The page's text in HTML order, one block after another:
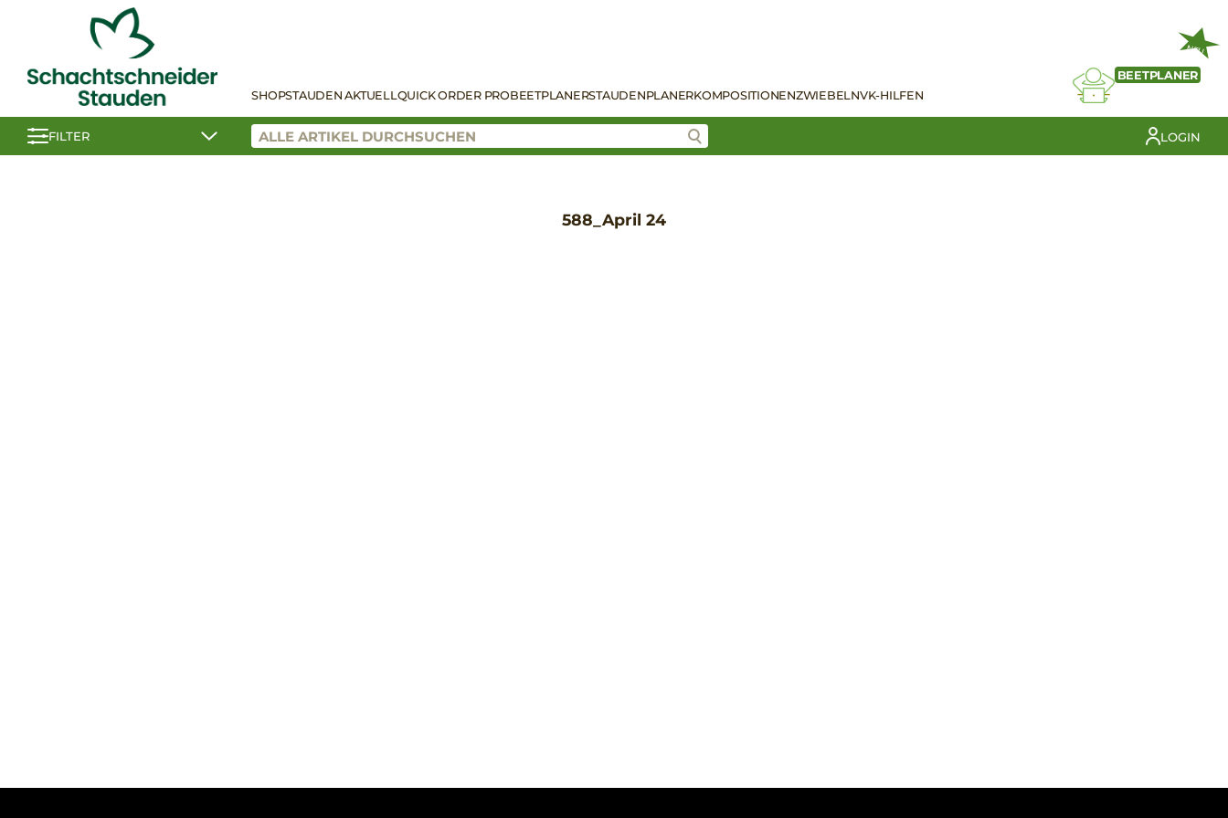
SHOPSTAUDEN AKTUELLQUICK ORDER PROBEETPLANERSTAUDENPLANERKOMPOSITIONENZWIEBELNVK-HILFEN
NEU
BEETPLANER
FILTER LOGIN
588_April 24